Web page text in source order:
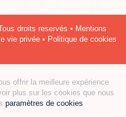
droits reservés • Mentions
vie privée • Politique de cookies
offrir la meilleure expérience
plus sur les cookies que nous
paramètres de cookies